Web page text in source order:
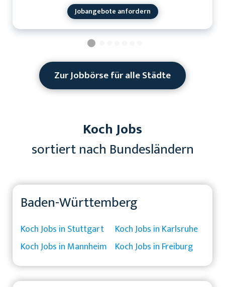
Jobangebote anfordern
Zur Jobbörse für alle Städte
Koch Jobs
sortiert nach Bundesländern
Baden-Württemberg
Koch Jobs in Stuttgart
Koch Jobs in Karlsruhe
Koch Jobs in Mannheim Koch Jobs in Freiburg